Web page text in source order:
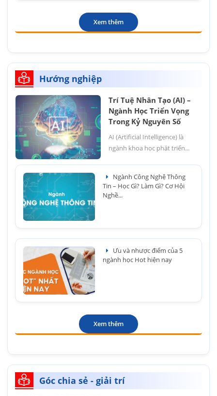
Xem thêm
Hướng nghiệp
Trí Tuệ Nhân Tạo (AI) –
Ngành Học Triển Vọng
Trong Kỷ Nguyên Số
AI (Artificial Intelligence) là
ngành khoa học phát triển...
Ngành Công Nghệ Thông
Tin – Học Gì? Làm Gì? Cơ Hội
Nghề...
Ưu và nhược điểm của 5
ngành học Hot hiện nay
Xem thêm
Góc chia sẻ - giải trí